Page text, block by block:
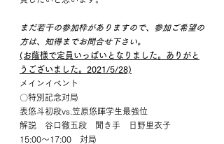
まだ若干の参加枠がありますので、参加ご希望の
方は、知得までお問合せ下さい。
(お蔭様で定員いっぱいとなりました。ありがと
うございました。2021/5/28)
メインイベント
〇特別記念対局
表悠斗初段vs.笠原悠暉学生最強位
解説　谷口徹五段　聞き手　日野里衣子
15:00～17:00　対局